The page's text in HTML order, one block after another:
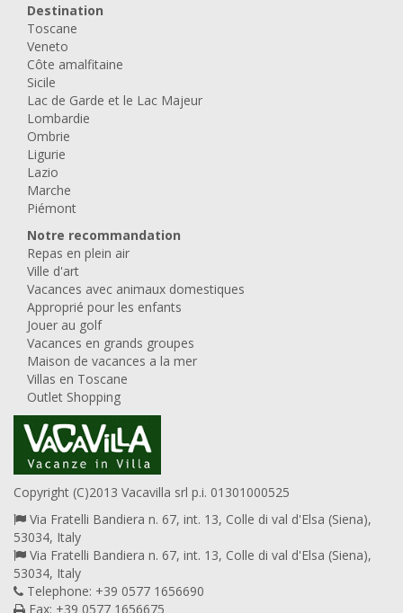
Destination
Toscane
Veneto
Côte amalfitaine
Sicile
Lac de Garde et le Lac Majeur
Lombardie
Ombrie
Ligurie
Lazio
Marche
Piémont
Notre recommandation
Repas en plein air
Ville d'art
Vacances avec animaux domestiques
Approprié pour les enfants
Jouer au golf
Vacances en grands groupes
Maison de vacances a la mer
Villas en Toscane
Outlet Shopping
Copyright (C)2013 Vacavilla srl p.i. 01301000525
Via Fratelli Bandiera n. 67, int. 13, Colle di val d'Elsa (Siena),
53034, Italy
Via Fratelli Bandiera n. 67, int. 13, Colle di val d'Elsa (Siena),
53034, Italy
Telephone: +39 0577 1656690
Fax: +39 0577 1656675